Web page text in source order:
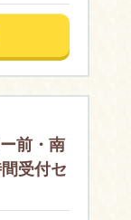
前・南
受付セ